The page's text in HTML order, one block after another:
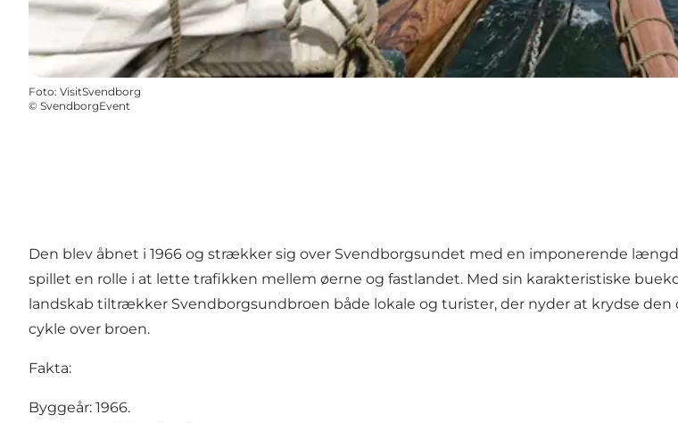
Foto: VisitSvendborg
© SvendborgEvent
Den blev åbnet i 1966 og strækker sig over Svendborgsundet med en imponerende
spillet en rolle i at lette trafikken mellem øerne og fastlandet. Med sin karakteristiske
landskab tiltrækker Svendborgsundbroen både lokale og turister, der nyder at krydse
cykle over broen.
Fakta:
Byggeår: 1966.